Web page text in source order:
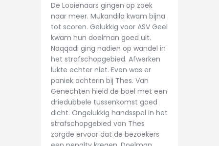
De Looienaars gingen op zoek
naar meer. Mukandila kwam bijna
tot scoren. Gelukkig voor ASV Geel
kwam hun doelman goed uit.
Naqqadi ging nadien op wandel in
het strafschopgebied. Afwerken
lukte echter niet. Even was er
paniek achterin bij Thes. Van
Genechten hield de boel met een
driedubbele tussenkomst goed
dicht. Ongelukkig handsspel in het
strafschopgebied van Thes
zorgde ervoor dat de bezoekers